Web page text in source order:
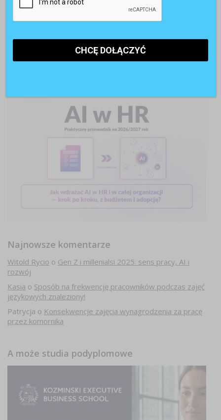
POLECANE RAPORTY
Najnowsze komentarze
Witold Rycio o Gen Z i millenialsi 2025: sens pracy, AI i
rozwój
Kasia o Sposób na frekwencję pracowników podczas zajęć
językowych znaleziony!
Patrycja o Konsekwencje zajęcia wynagrodzenia za pracę
przez komornika
A może studia podyplomowe